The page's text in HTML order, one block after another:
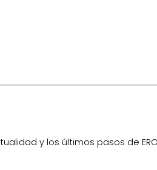
y los últimos pasos de